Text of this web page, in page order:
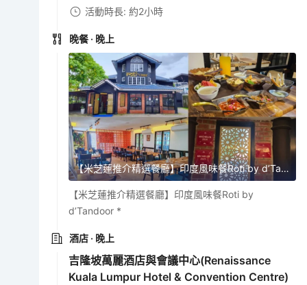
活動時長: 約2小時
晚餐 · 晚上
【米芝蓮推介精選餐廳】印度風味餐Roti by d’Tandoor
【米芝蓮推介精選餐廳】印度風味餐Roti by
d’Tandoor *
酒店 · 晚上
吉隆坡萬麗酒店與會議中心(Renaissance
Kuala Lumpur Hotel & Convention Centre)